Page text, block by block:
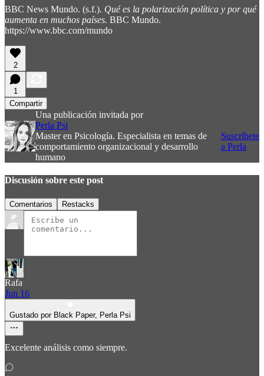
BBC News Mundo. (s.f.). Qué es la polarización política y por qué
aumenta en muchos países. BBC Mundo.
https://www.bbc.com/mundo
2
1
Compartir
Una publicación invitada por
Perla Psi
Master en Psicología. Especialista en temas de
comportamiento organizacional y desarrollo
humano
Suscríbete
a Perla
Discusión sobre este post
Comentarios Restacks
Rafa
Jun 16
Gustado por Black Paper, Perla Psi
Excelente análisis como siempre.